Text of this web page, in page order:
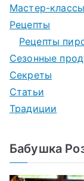
Мастер-классы
Рецепты
Рецепты
Сезонные
Секреты
Статьи
Традиции
Бабушка